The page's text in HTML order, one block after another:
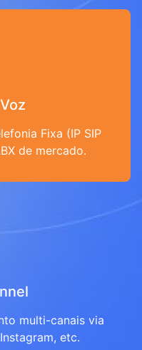
Fixa (IP SIP
de mercado.
multi-canais via
etc.